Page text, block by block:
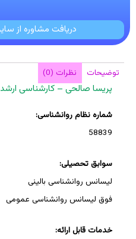
دریافت مشاوره از
توضیحات نظرات (0)
پریسا صالحی – کارشناسی ارشد
شماره نظام روانشناسی:
58839
سوابق تحصیلی:
لیسانس روانشناسی بالینی
فوق لیسانس روانشناسی عمومی
خدمات قابل ارائه: